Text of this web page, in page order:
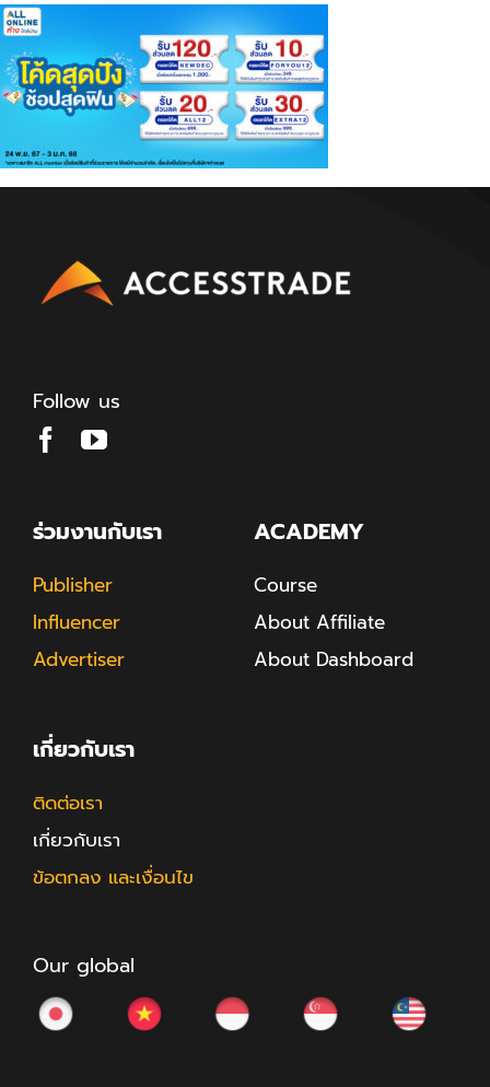
Follow us
ร่วมงานกับเรา
Publisher
Influencer
Advertiser
ACADEMY
Course
About Affiliate
About Dashboard
เกี่ยวกับเรา
ติดต่อเรา
เกี่ยวกับเรา
ข้อตกลง และเงื่อนไข
Our global